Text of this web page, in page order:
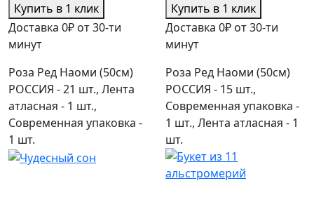
Купить в 1 клик
Доставка 0₽ от 30-ти
минут
Роза Ред Наоми (50см)
РОССИЯ - 21 шт., Лента
атласная - 1 шт.,
Современная упаковка -
1 шт.
Купить в 1 клик
Доставка 0₽ от 30-ти
минут
Роза Ред Наоми (50см)
РОССИЯ - 15 шт.,
Современная упаковка -
1 шт., Лента атласная - 1
шт.